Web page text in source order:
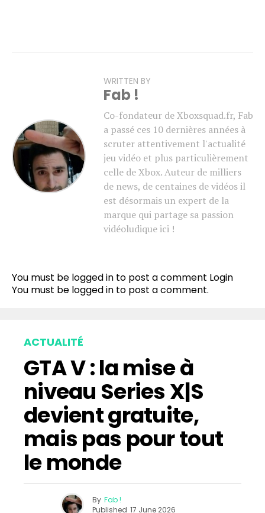
WRITTEN BY
Fab !
Co-fondateur de Xboxsquad.fr, Fab
a passé ces 10 dernières années à
scruter attentivement l'actualité
jeu vidéo et plus particulièrement
celle de Xbox. Auteur de milliers
de news, de centaines de vidéos il
est désormais un expert de la
marque qui partage sa passion
vidéoludique ici !
You must be logged in to post a comment Login
You must be logged in to post a comment.
ACTUALITÉ
GTA V : la mise à
niveau Series X|S
devient gratuite,
mais pas pour tout
le monde
By Fab !
Published 17 June 2026